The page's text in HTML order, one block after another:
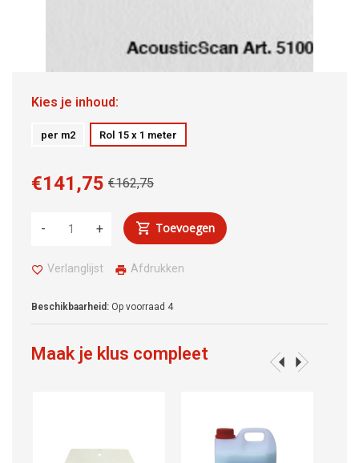
Kies je inhoud:
per m2 Rol 15 x 1 meter
€162,75
€141,75
+
- Toevoegen
Verlanglijst Afdrukken
Beschikbaarheid: Op voorraad 4
Maak je klus compleet